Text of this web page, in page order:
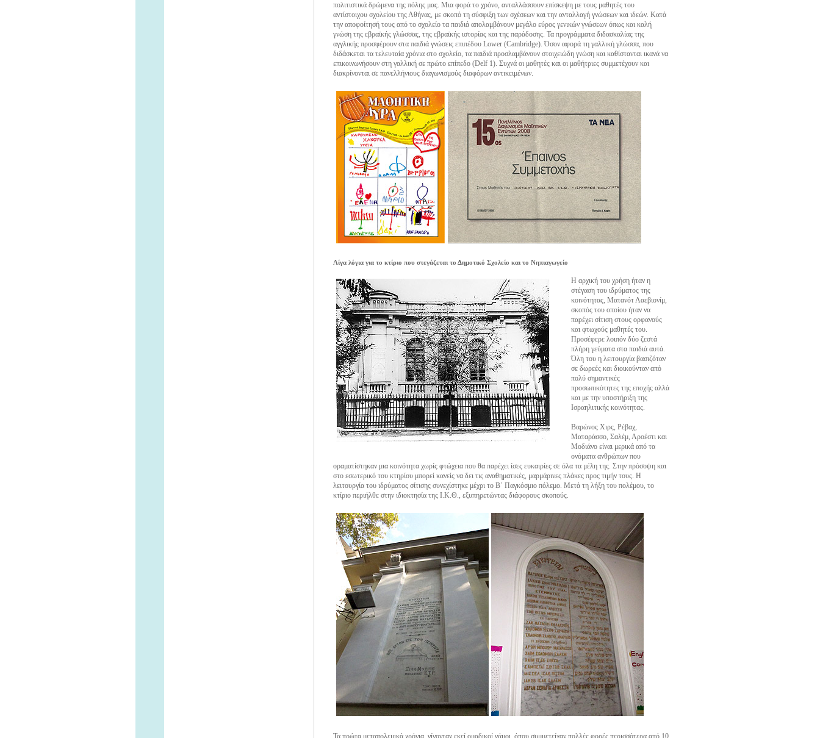
πολιτιστικά δρώμενα της πόλης μας. Μια φορά το χρόνο, ανταλλάσσουν επίσκεψη με τους μαθητές του
αντίστοιχου σχολείου της Αθήνας, με σκοπό τη σύσφιξη των σχέσεων και την ανταλλαγή γνώσεων και ιδεών. Κατά
την αποφοίτησή τους από το σχολείο τα παιδιά απολαμβάνουν μεγάλο εύρος γενικών γνώσεων όπως και καλή
γνώση της εβραϊκής γλώσσας, της εβραϊκής ιστορίας και της παράδοσης. Τα προγράμματα διδασκαλίας της
αγγλικής προσφέρουν στα παιδιά γνώσεις επιπέδου Lower (Cambridge). Όσον αφορά τη γαλλική γλώσσα, που
διδάσκεται τα τελευταία χρόνια στο σχολείο, τα παιδιά προσλαμβάνουν στοιχειώδη γνώση και καθίστανται ικανά να
επικοινωνήσουν στη γαλλική σε πρώτο επίπεδο (Delf 1). Συχνά οι μαθητές και οι μαθήτριες συμμετέχουν και
διακρίνονται σε πανελλήνιους διαγωνισμούς διαφόρων αντικειμένων.
Λίγα λόγια για το κτίριο που στεγάζεται το Δημοτικό Σχολείο και το Νηπιαγωγείο
Η αρχική του χρήση ήταν η
στέγαση του ιδρύματος της
κοινότητας, Ματανότ Λαεβιονίμ,
σκοπός του οποίου ήταν να
παρέχει σίτιση στους ορφανούς
και φτωχούς μαθητές του.
Προσέφερε λοιπόν δύο ζεστά
πλήρη γεύματα στα παιδιά αυτά.
Όλη του η λειτουργία βασιζόταν
σε δωρεές και διοικούνταν από
πολύ σημαντικές
προσωπικότητες της εποχής αλλά
και με την υποστήριξη της
Ισραηλιτικής κοινότητας.
Βαρώνος Χιρς, Ρέβαχ,
Ματαράσσο, Σαλέμ, Αροέστι και
Μοδιάνο είναι μερικά από τα
ονόματα ανθρώπων που
οραματίστηκαν μια κοινότητα χωρίς φτώχεια που θα παρέχει ίσες ευκαιρίες σε όλα τα μέλη της. Στην πρόσοψη και
στο εσωτερικό του κτηρίου μπορεί κανείς να δει τις αναθηματικές, μαρμάρινες πλάκες προς τιμήν τους. Η
λειτουργία του ιδρύματος σίτισης συνεχίστηκε μέχρι το Β΄ Παγκόσμιο πόλεμο. Μετά τη λήξη του πολέμου, το
κτίριο περιήλθε στην ιδιοκτησία της Ι.Κ.Θ., εξυπηρετώντας διάφορους σκοπούς.
Τα πρώτα μεταπολεμικά χρόνια, γίνονταν εκεί ομαδικοί γάμοι, όπου συμμετείχαν πολλές φορές περισσότερα από 10